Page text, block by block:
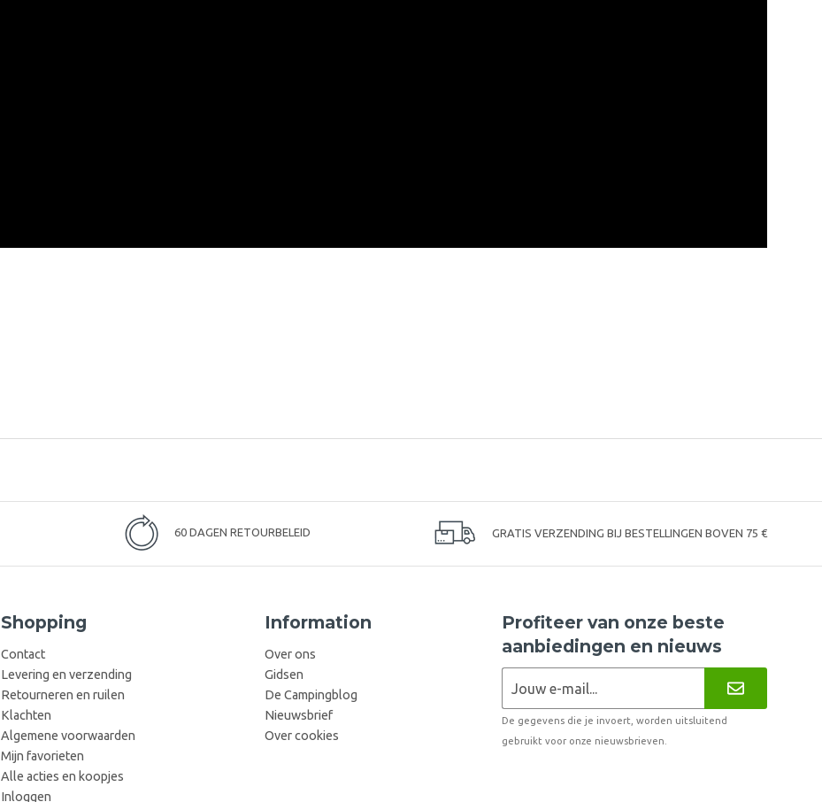
60 DAGEN RETOURBELEID GRATIS VERZENDING BIJ BESTELLINGEN BOVEN 75 €
Shopping
Contact
Levering en verzending
Retourneren en ruilen
Klachten
Algemene voorwaarden
Mijn favorieten
Alle acties en koopjes
Inloggen
Information
Over ons
Gidsen
De Campingblog
Nieuwsbrief
Over cookies
Profiteer van onze beste
aanbiedingen en nieuws
De gegevens die je invoert, worden uitsluitend
gebruikt voor onze nieuwsbrieven.